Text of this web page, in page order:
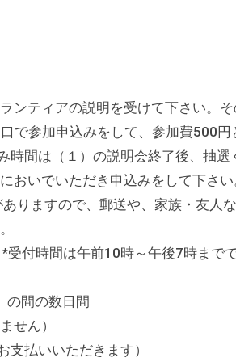
ンティアの説明を受けて下さい。
で参加申込みをして、参加費500円
時間は（１）の説明会終了後、抽選
おいでいただき申込みをして下さい
りますので、郵送や、家族・友人
付時間は午前10時～午後7時までで
の間の数日間
せん）
払いいただきます）